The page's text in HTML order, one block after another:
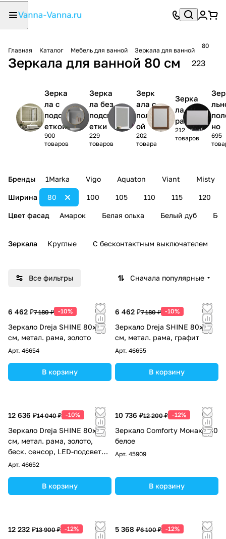
Главная Каталог Мебель для ванной Зеркала для ванной
80
Зеркала для ванной 80 см 223
Зерка
ла с
подсв
еткой
900
товаров
Зерка
ла без
подсв
етки
229
товаров
Зерк
ала с
полк
ой
202
товара
Зерка
ла в
раме
212
товаров
но
695
Бренды 1Marka Vigo Aquaton Viant Misty
Ширина 100 105 110 115 120
80
Цвет фасад Амарок Белая ольха Белый дуб
Зеркала Круглые С бесконтактным выключателем
Все фильтры Сначала популярные
6 462 ₽7 180 ₽ -10%
Зеркало Dreja SHINE 80x80
см, метал. рама, золото
Арт. 46654
В корзину
6 462 ₽7 180 ₽ -10%
Зеркало Dreja SHINE 80x80
см, метал. рама, графит
Арт. 46655
В корзину
12 636 ₽14 040 ₽ -10%
Зеркало Dreja SHINE 80x80
см, метал. рама, золото,
беск. сенсор, LED-подсветка,
диммер
Арт. 46652
В корзину
10 736 ₽12 200 ₽ -12%
Зеркало Comforty Монако-80
белое
Арт. 45909
В корзину
12 232 ₽13 900 ₽ -12% 5 368 ₽6 100 ₽ -12%